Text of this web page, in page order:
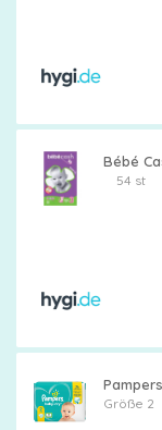
Bébé
54 st
Größe 2